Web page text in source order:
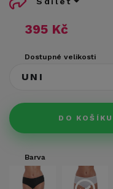
395 Kč
Dostupné velikosti
UNI
DO KOŠÍKU
Barva